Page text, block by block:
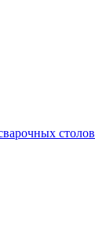
столов